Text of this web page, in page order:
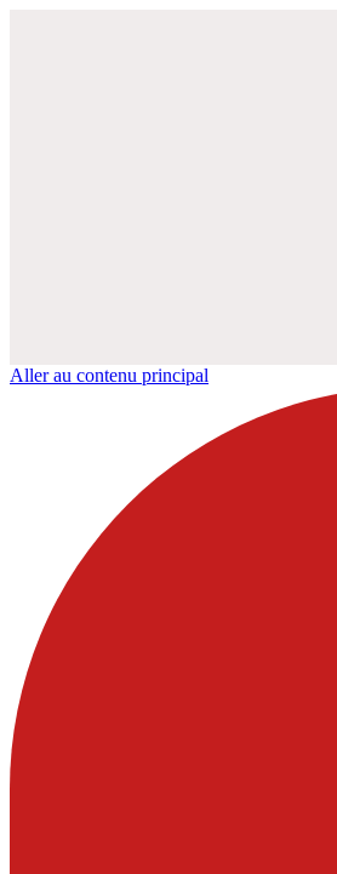
Aller au contenu principal